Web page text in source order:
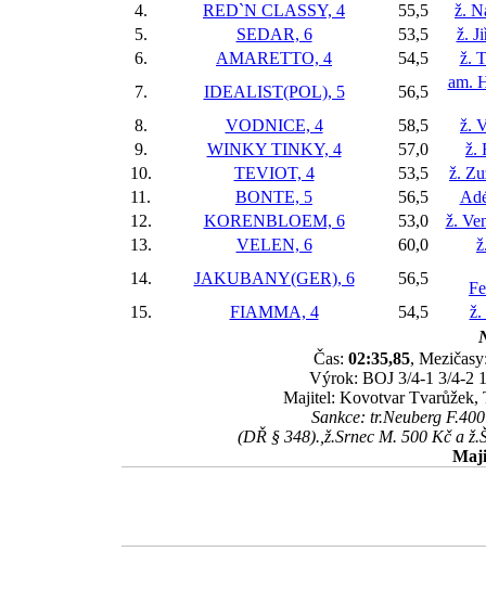
4.
RED`N CLASSY, 4 55,5
ž.
5.
SEDAR, 6 53,5
ž.
6.
AMARETTO, 4 54,5
ž.
7.
IDEALIST(POL), 5 56,5
am.
8. VODNICE, 4 58,5
ž.
9.
WINKY TINKY, 4 57,0
ž.
10.
TEVIOT, 4 53,5
ž.
11.
BONTE, 5 56,5
12.
KORENBLOEM, 6 53,0
ž.
13.
VELEN, 6 60,0
14.
JAKUBANY(GER), 6 56,5
15.
FIAMMA, 4 54,5
ž.
Čas: 02:35,85,
Výrok: BOJ 3/4-1 3/4-2
Majitel: Kovotvar Tvarůžek,
Sankce: tr.Neuberg
(DŘ § 348).,ž.Srnec M. 500 Kč a